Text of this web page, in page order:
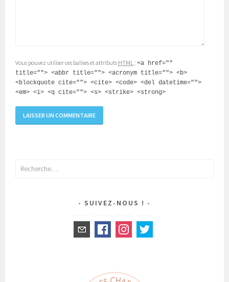
Vous pouvez utiliser ces balises et attributs HTML :<a href=""
title=""> <abbr title=""> <acronym title=""> <b>
<blockquote cite=""> <cite> <code> <del datetime="">
<em> <i> <q cite=""> <s> <strike> <strong>
Rechercher :
SUIVEZ-NOUS !